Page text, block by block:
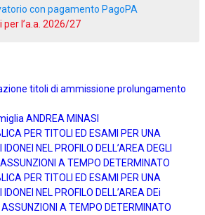
con pagamento PagoPA
l’a.a. 2026/27
titoli di ammissione prolungamento
ANDREA MINASI
PER TITOLI ED ESAMI PER UNA
NEL PROFILO DELL’AREA DEGLI
A TEMPO DETERMINATO
PER TITOLI ED ESAMI PER UNA
NEL PROFILO DELL’AREA DEi
A TEMPO DETERMINATO